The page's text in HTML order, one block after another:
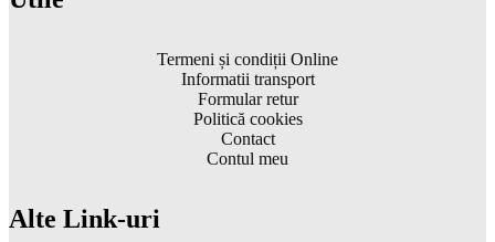
Termeni și condiții Online
Informatii transport
Formular retur
Politică cookies
Contact
Contul meu
Alte Link-uri